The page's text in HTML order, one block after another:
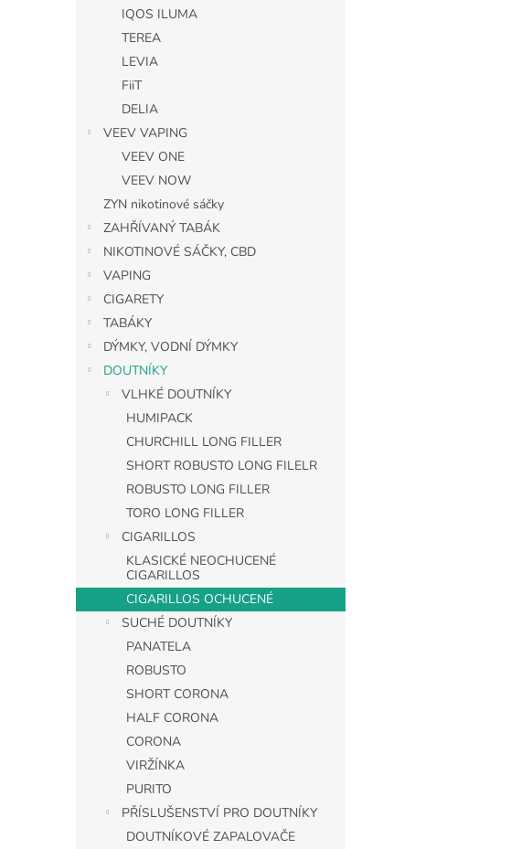
IQOS ILUMA
TEREA
LEVIA
FiiT
DELIA
VEEV VAPING
VEEV ONE
VEEV NOW
ZYN nikotinové sáčky
ZAHŘÍVANÝ TABÁK
NIKOTINOVÉ SÁČKY, CBD
VAPING
CIGARETY
TABÁKY
DÝMKY, VODNÍ DÝMKY
DOUTNÍKY
VLHKÉ DOUTNÍKY
HUMIPACK
CHURCHILL LONG FILLER
SHORT ROBUSTO LONG FILELR
ROBUSTO LONG FILLER
TORO LONG FILLER
CIGARILLOS
KLASICKÉ NEOCHUCENÉ
CIGARILLOS
CIGARILLOS OCHUCENÉ
SUCHÉ DOUTNÍKY
PANATELA
ROBUSTO
SHORT CORONA
HALF CORONA
CORONA
VIRŽÍNKA
PURITO
PŘÍSLUŠENSTVÍ PRO DOUTNÍKY
DOUTNÍKOVÉ ZAPALOVAČE